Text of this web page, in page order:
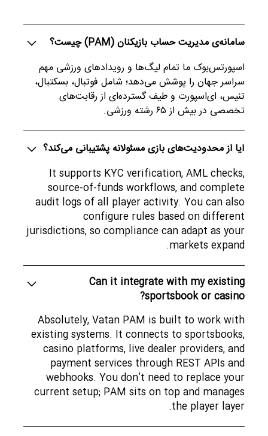
سامانه‌ی مدیریت حساب بازیکنان (PAM) چیست؟
اسپورتس‌بوک ما تمام لیگ‌ها و رویدادهای ورزشی مهم
سراسر جهان را پوشش می‌دهد؛ شامل فوتبال، بسکتبال،
تنیس، ای‌اسپورت و طیف گسترده‌ای از رقابت‌های
تخصصی در بیش از ۶۵ رشته ورزشی.
آیا از محدودیت‌های بازی مسئولانه پشتیبانی می‌کند؟
It supports KYC verification, AML checks,
source-of-funds workflows, and complete
audit logs of all player activity. You can also
configure rules based on different
jurisdictions, so compliance can adapt as your
markets expand.
Can it integrate with my existing
sportsbook or casino?
Absolutely, Vatan PAM is built to work with
existing systems. It connects to sportsbooks,
casino platforms, live dealer providers, and
payment services through REST APIs and
webhooks. You don’t need to replace your
current setup; PAM sits on top and manages
the player layer.